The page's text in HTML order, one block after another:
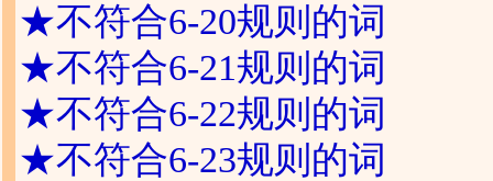
★不符合6-20规则的词
★不符合6-21规则的词
★不符合6-22规则的词
★不符合6-23规则的词